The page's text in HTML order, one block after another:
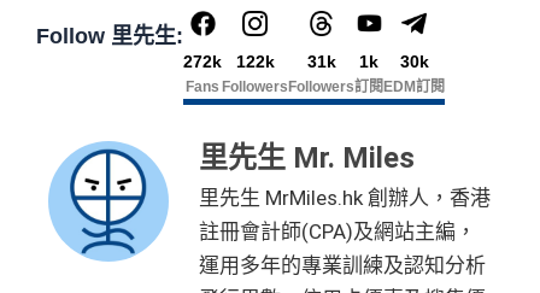
Follow 里先生:
272k
Fans
122k
Followers
31k
Followers
1k
訂閱
30k
EDM訂閱
里先生 Mr. Miles
里先生 MrMiles.hk 創辦人，香港
註冊會計師(CPA)及網站主編，
運用多年的專業訓練及認知分析